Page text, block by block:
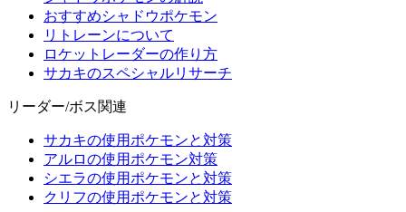
おすすめシャドウポケモン
リトレーンについて
ロケットレーダーの作り方
サカキのスペシャルリサーチ
リーダー/ボス関連
サカキの使用ポケモンと対策
アルロの使用ポケモン対策
シエラの使用ポケモンと対策
クリフの使用ポケモンと対策